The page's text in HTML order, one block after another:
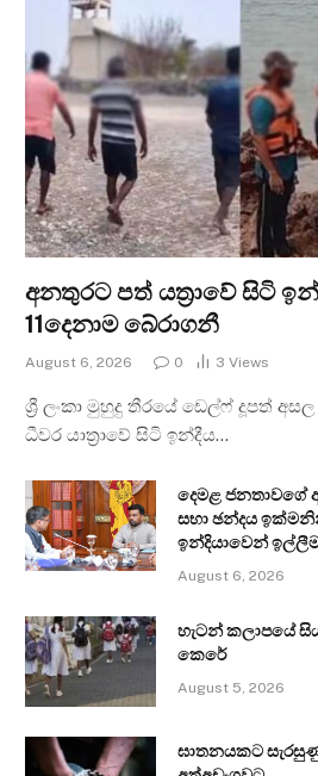
අනතුරට පත් යත්‍රාවේ සිටි
11දෙනාම බේරාගනී
August 6, 2026 0 3 Views
ශ්‍රී ලංකා මුහුදු තීරයේ ඩෙල්ෆ් දූපත්
ධීවර යාත්‍රාවේ සිටි ඉන්දීය…
දෙමළ ජනතාවගේ
සභා ඡන්දය
ඉන්දියාවෙන්
August 6, 2026
හැටන් කලාපයේ
කෙරේ
August 5, 2026
ඝාතනයකට